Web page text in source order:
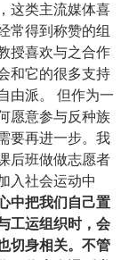
这类主流媒体喜
常得到称赞的组
授喜欢与之合作
和它的很多支持
由派。 但作为一
愿意参与反种族
要再进一步。我
后班做做志愿者
入社会运动中
中把我们自己置
工运组织时，会
切身相关。不管